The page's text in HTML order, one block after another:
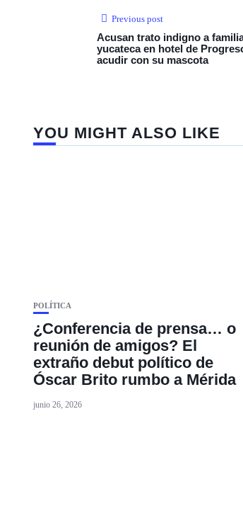
Previous post
Acusan trato indigno a
yucateca en hotel de
acudir con su mascota
YOU MIGHT ALSO LIKE
POLÍTICA
¿Conferencia de prensa… o
reunión de amigos? El
extraño debut político de
Óscar Brito rumbo a Mérida
junio 26, 2026